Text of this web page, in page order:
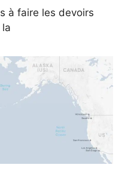
à faire les devoirs